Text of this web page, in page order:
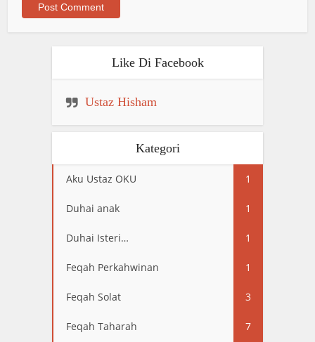
Like Di Facebook
Ustaz Hisham
Kategori
Aku Ustaz OKU 1
Duhai anak 1
Duhai Isteri… 1
Feqah Perkahwinan 1
Feqah Solat 3
Feqah Taharah 7